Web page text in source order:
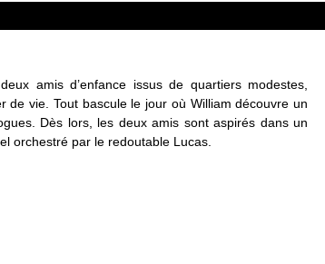
amis d’enfance issus de quartiers modestes,
de vie. Tout bascule le jour où William découvre un
Dès lors, les deux amis sont aspirés dans un
orchestré par le redoutable Lucas.